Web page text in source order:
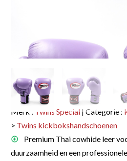
Merk : Twins Special | Categorie :
> Twins kickbokshandschoenen
Premium Thai cowhide leer
duurzaamheid en een